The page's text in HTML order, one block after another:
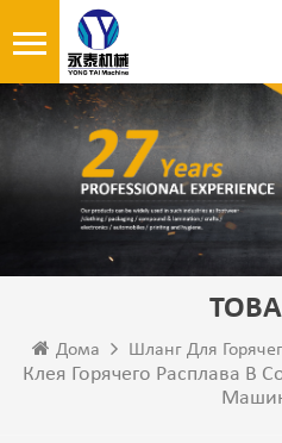
Дома Шланг Для
Клея Горячего Расплава В